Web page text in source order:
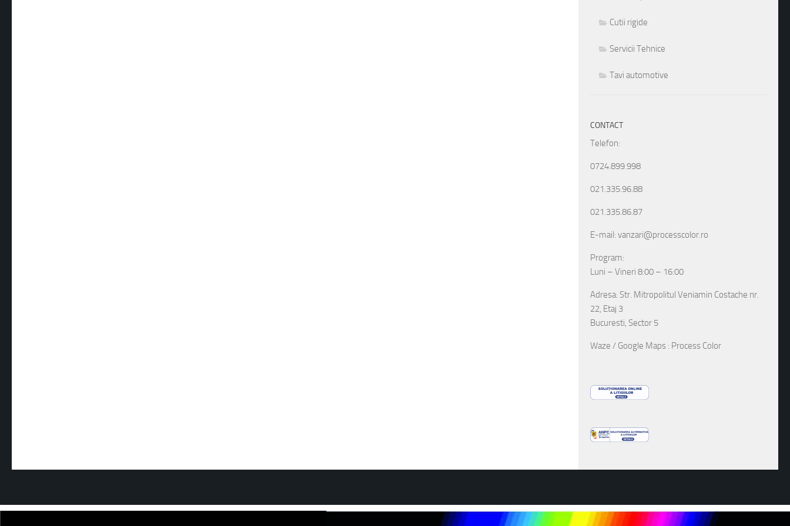
Cutii rigide
Servicii Tehnice
Tavi automotive
CONTACT
Telefon:
0724.899.998
021.335.96.88
021.335.86.87
E-mail: vanzari@processcolor.ro
Program:
Luni – Vineri 8:00 – 16:00
Adresa: Str. Mitropolitul Veniamin Costache nr.
22, Etaj 3
Bucuresti, Sector 5
Waze / Google Maps : Process Color